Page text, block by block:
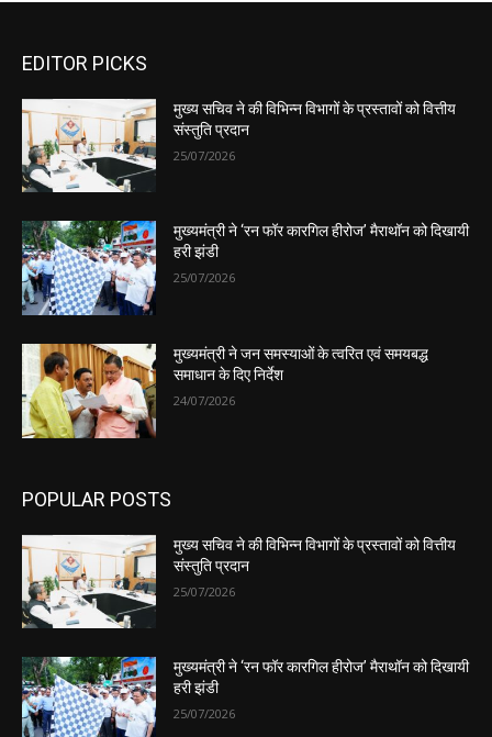
EDITOR PICKS
मुख्य सचिव ने की विभिन्न विभागों के प्रस्तावों को वित्तीय
संस्तुति प्रदान
25/07/2026
मुख्यमंत्री ने ‘रन फॉर कारगिल हीरोज’ मैराथॉन को दिखायी
हरी झंडी
25/07/2026
मुख्यमंत्री ने जन समस्याओं के त्वरित एवं समयबद्ध
समाधान के दिए निर्देश
24/07/2026
POPULAR POSTS
मुख्य सचिव ने की विभिन्न विभागों के प्रस्तावों को वित्तीय
संस्तुति प्रदान
25/07/2026
मुख्यमंत्री ने ‘रन फॉर कारगिल हीरोज’ मैराथॉन को दिखायी
हरी झंडी
25/07/2026